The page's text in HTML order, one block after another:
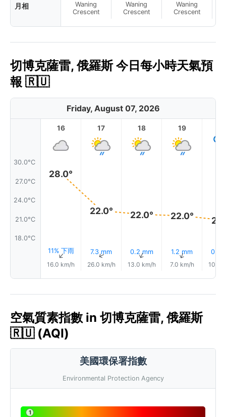
月相
Waning
Crescent
Waning
Crescent
Waning
Crescent
切博克薩雷, 俄羅斯 今日每小時天氣預
報 🇷🇺
Friday, August 07, 2026
30.0°C
27.0°C
24.0°C
21.0°C
18.0°C
16
28.0°
11% 下雨
↑
16.0 km/h
17
22.0°
7.3 mm
↑
26.0 km/h
18
22.0°
0.2 mm
↑
13.0 km/h
19
22.0°
1.2 mm
↑
7.0 km/h
0.8
10.0
空氣質素指數 in 切博克薩雷, 俄羅斯
🇷🇺 (AQI)
美國環保署指數
Environmental Protection Agency
1